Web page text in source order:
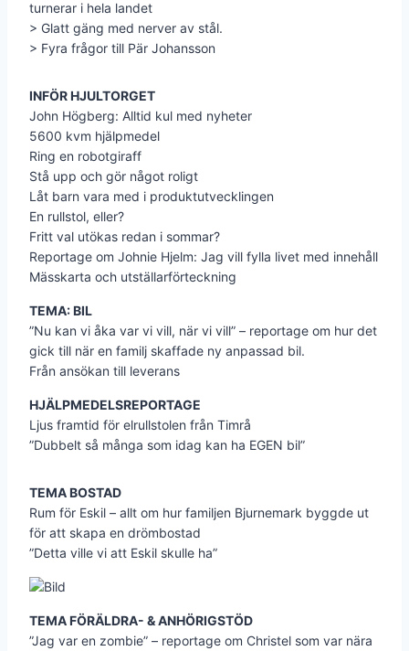
turnerar i hela landet
> Glatt gäng med nerver av stål.
> Fyra frågor till Pär Johansson
INFÖR HJULTORGET
John Högberg: Alltid kul med nyheter
5600 kvm hjälpmedel
Ring en robotgiraff
Stå upp och gör något roligt
Låt barn vara med i produktutvecklingen
En rullstol, eller?
Fritt val utökas redan i sommar?
Reportage om Johnie Hjelm: Jag vill fylla livet med innehåll
Mässkarta och utställarförteckning
TEMA: BIL
”Nu kan vi åka var vi vill, när vi vill” – reportage om hur det
gick till när en familj skaffade ny anpassad bil.
Från ansökan till leverans
HJÄLPMEDELSREPORTAGE
Ljus framtid för elrullstolen från Timrå
”Dubbelt så många som idag kan ha EGEN bil”
TEMA BOSTAD
Rum för Eskil – allt om hur familjen Bjurnemark byggde ut
för att skapa en drömbostad
”Detta ville vi att Eskil skulle ha”
TEMA FÖRÄLDRA- & ANHÖRIGSTÖD
”Jag var en zombie” – reportage om Christel som var nära